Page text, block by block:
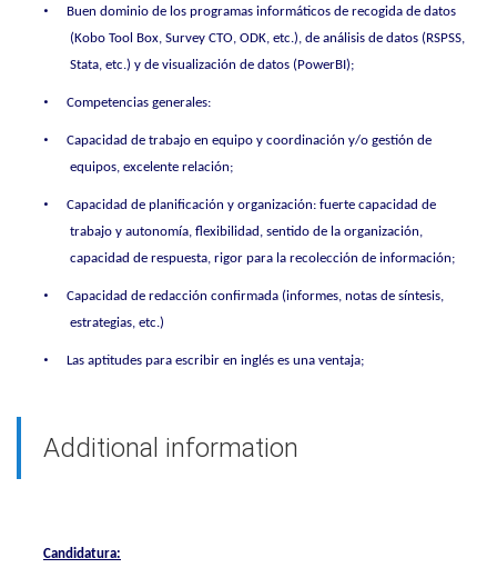
•
Buen dominio de los programas informáticos de recogida de datos
(Kobo Tool Box, Survey CTO, ODK, etc.), de análisis de datos (RSPSS,
Stata, etc.) y de visualización de datos (PowerBI);
• Competencias generales:
•
Capacidad de trabajo en equipo y coordinación y/o gestión de
equipos, excelente relación;
•
Capacidad de planificación y organización: fuerte capacidad de
trabajo y autonomía, flexibilidad, sentido de la organización,
capacidad de respuesta, rigor para la recolección de información;
•
Capacidad de redacción confirmada (informes, notas de síntesis,
estrategias, etc.)
• Las aptitudes para escribir en inglés es una ventaja;
Additional information
Candidatura: